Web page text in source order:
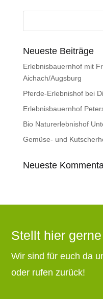
Neueste Beiträge
Erlebnisbauernhof mit
Aichach/Augsburg
Pferde-Erlebnishof bei
Erlebnisbauernhof
Bio Naturerlebnishof
Gemüse- und
Neueste
Stellt hier
Wir sind für euch da
oder rufen zurück!